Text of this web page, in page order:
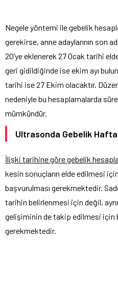
Negele yöntemi ile gebelik
gerekirse, anne adaylarının son
20’ye eklenerek 27 Ocak tarihi
geri gidildiğinde ise ekim ayı
tarihi ise 27 Ekim olacaktır.
nedeniyle bu hesaplamalarda
mümkündür.
Ultrasonda Gebelik
İlişki tarihine göre gebelik
kesin sonuçların elde edilmesi
başvurulması gerekmektedir.
tarihin belirlenmesi için değil,
gelişiminin de takip edilmesi için
gerekmektedir.